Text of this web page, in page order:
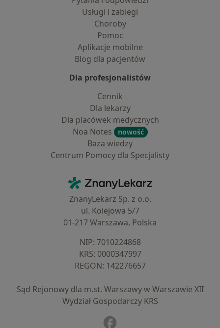
Usługi i zabiegi
Choroby
Pomoc
Aplikacje mobilne
Blog dla pacjentów
Dla profesjonalistów
Cennik
Dla lekarzy
Dla placówek medycznych
Noa Notes
nowość
Baza wiedzy
Centrum Pomocy dla Specjalisty
ZnanyLekarz - Strona główna
ZnanyLekarz Sp. z o.o.
ul. Kolejowa 5/7
01-217 Warszawa, Polska
NIP: ⁠7010224868
KRS: ⁠0000347997
REGON: ⁠142276657
Sąd Rejonowy dla m.st. Warszawy w Warszawie XII
Wydział Gospodarczy KRS